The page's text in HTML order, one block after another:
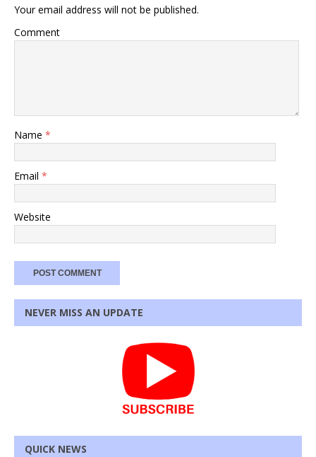
Your email address will not be published.
Comment
Name *
Email *
Website
NEVER MISS AN UPDATE
QUICK NEWS